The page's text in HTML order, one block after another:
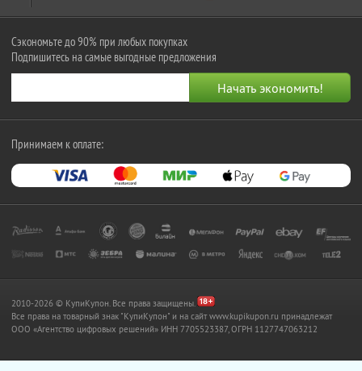
Сэкономьте до 90% при любых покупках
Подпишитесь на самые выгодные предложения
Принимаем к оплате:
2010-2026 © КупиКупон. Все права защищены.
Все права на товарный знак "КупиКупон" и на сайт www.kupikupon.ru принадлежат
OOO «Агентство цифровых решений» ИНН 7705523387, ОГРН 1127747063212